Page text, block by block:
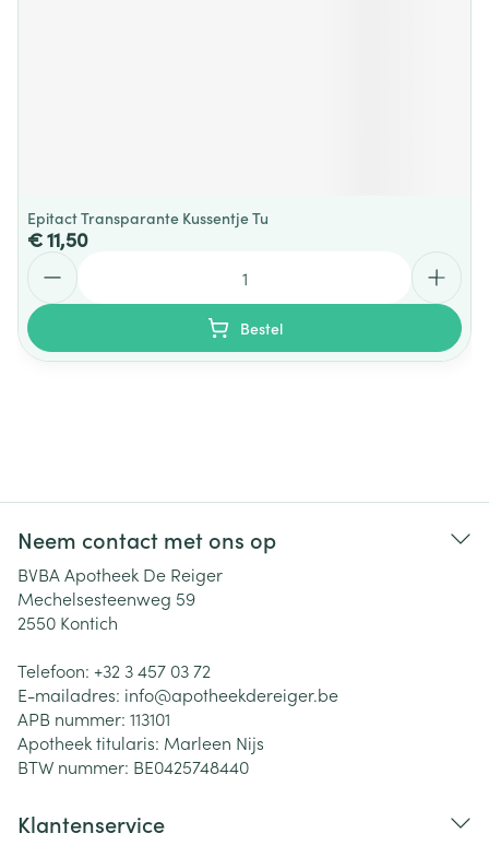
Epitact Transparante Kussentje Tu
€ 11,50
Bestel
Neem contact met ons op
BVBA Apotheek De Reiger
Mechelsesteenweg 59
2550 Kontich
Telefoon: +32 3 457 03 72
E-mailadres: info@apotheekdereiger.be
APB nummer: 113101
Apotheek titularis: Marleen Nijs
BTW nummer: BE0425748440
Klantenservice